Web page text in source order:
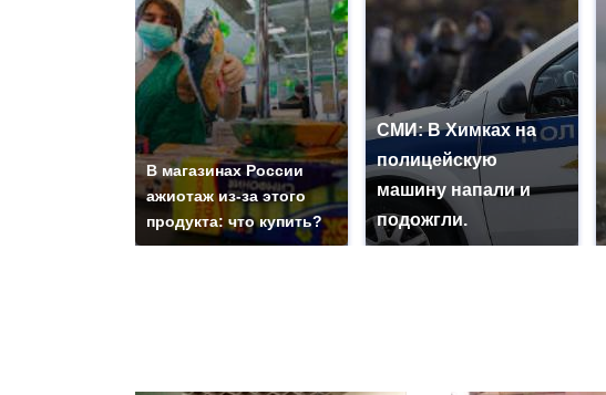
В магазинах России
ажиотаж из-за этого
продукта: что купить?
СМИ: В Химках на
полицейскую
машину напали и
подожгли.